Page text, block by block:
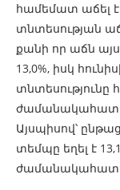
համեմատ աճել է
տնտեսության
քանի որ աճն
13,0%, իսկ
տնտեսությունը
Այսպիսով՝
տեմպը եղել է